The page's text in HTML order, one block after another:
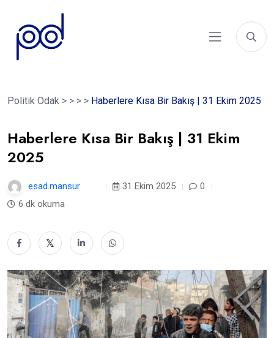
Politik Odak > > > > Haberlere Kısa Bir Bakış | 31 Ekim 2025
Haberlere Kısa Bir Bakış | 31 Ekim
2025
esad.mansur 31 Ekim 2025
0
6 dk okuma